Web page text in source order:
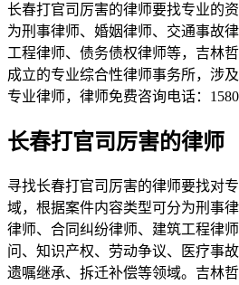
长春打官司厉害的律师要找专业的
为刑事律师、婚姻律师、交通事故
工程律师、债务债权律师等，吉林
成立的专业综合性律师事务所，涉
专业律师，律师免费咨询电话：
长春打官司厉害的律师
寻找长春打官司厉害的律师要找对
域，根据案件内容类型可分为刑事
律师、合同纠纷律师、建筑工程律
问、知识产权、劳动争议、医疗事
遗嘱继承、拆迁补偿等领域。吉林